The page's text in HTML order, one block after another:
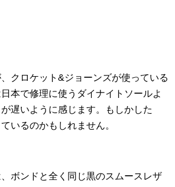
クロケット&ジョーンズが使っている
本で修理に使うダイナイトソールよ
遅いように感じます。もしかした
いるのかもしれません。
ボンドと全く同じ黒のスムースレザ